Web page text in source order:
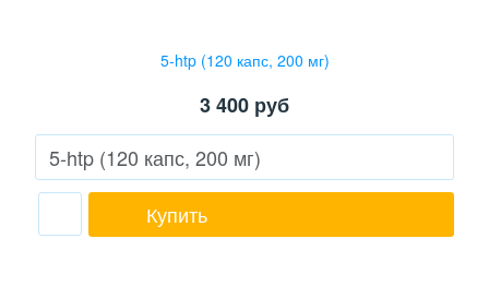
5-htp (120 капс, 200 мг)
3 400 руб
Купить